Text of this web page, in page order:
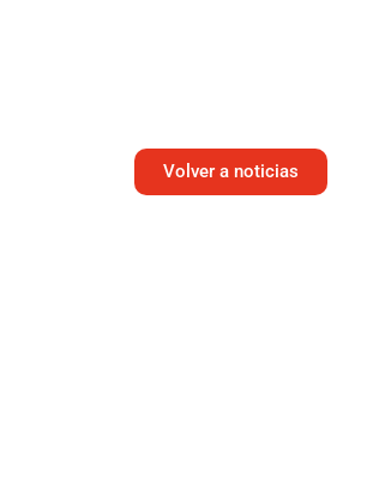
Volver a noticias